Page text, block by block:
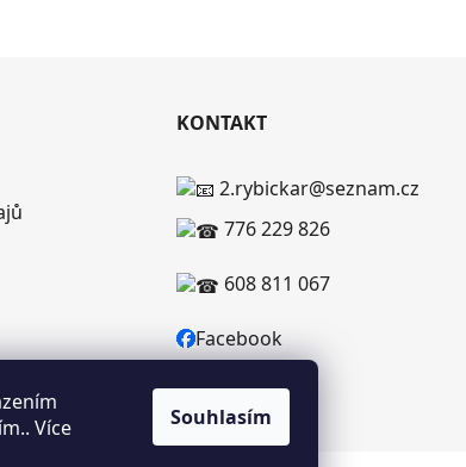
Více
Souhlasím
KONTAKT
2.rybickar@seznam.cz
776 229 826
608 811 067
Facebook